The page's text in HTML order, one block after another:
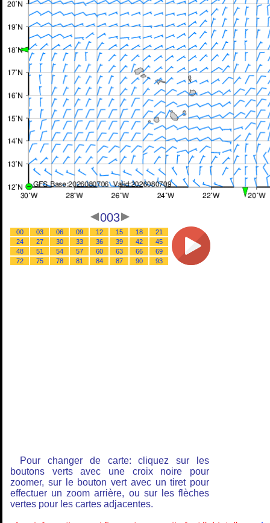
003
00 03 06 09 12 15 18
21
24
27 30 33 36 39 42
45
48
51 54 57 60 63 66
69
72
75 78 81 84 87 90 93
Pour changer de carte: cliquez sur les
boutons verts avec une croix noire pour
zoomer, sur le bouton vert avec un tiret pour
effectuer un zoom arrière, ou sur les flèches
vertes pour les cartes adjacentes.